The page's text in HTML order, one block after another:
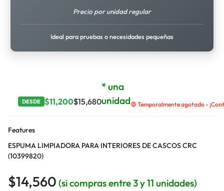
Precio por unidad regular
Ideal para pruebas o necesidades pequeñas
DESDE $11,200$15,680
* una
unidad🔴 Temporalmente agotado -
Features
ESPUMA LIMPIADORA PARA INTERIORES DE CASCOS CRC
(10399820)
$14,560 (si compras entre 3 y 11 unidades)